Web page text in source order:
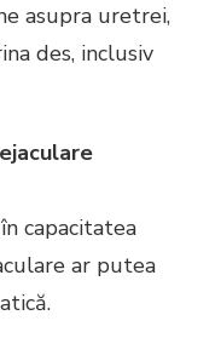
asupra uretrei,
des, inclusiv
capacitatea
ar putea